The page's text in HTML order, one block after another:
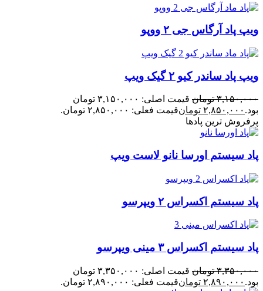
ویپ پاد آرگاس جی ۲ ووپو
ویپ پاد ساندر کیو ۲ گیک ویپ
۳,۱۵۰,۰۰۰ تومان
قیمت اصلی: ۳,۱۵۰,۰۰۰ تومان
بود. ۲,۸۵۰,۰۰۰ تومانقیمت فعلی: ۲,۸۵۰,۰۰۰ تومان.
پرفروش ترین پادها
پاد سیستم اورسا نانو لاست ویپ
پاد سیستم اکسراس ۲ ویپرسو
پاد سیستم اکسراس ۳ مینی ویپرسو
۳,۳۵۰,۰۰۰ تومان
قیمت اصلی: ۳,۳۵۰,۰۰۰ تومان
بود. ۲,۸۹۰,۰۰۰ تومانقیمت فعلی: ۲,۸۹۰,۰۰۰ تومان.